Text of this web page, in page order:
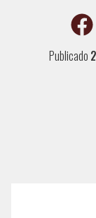
Publicado